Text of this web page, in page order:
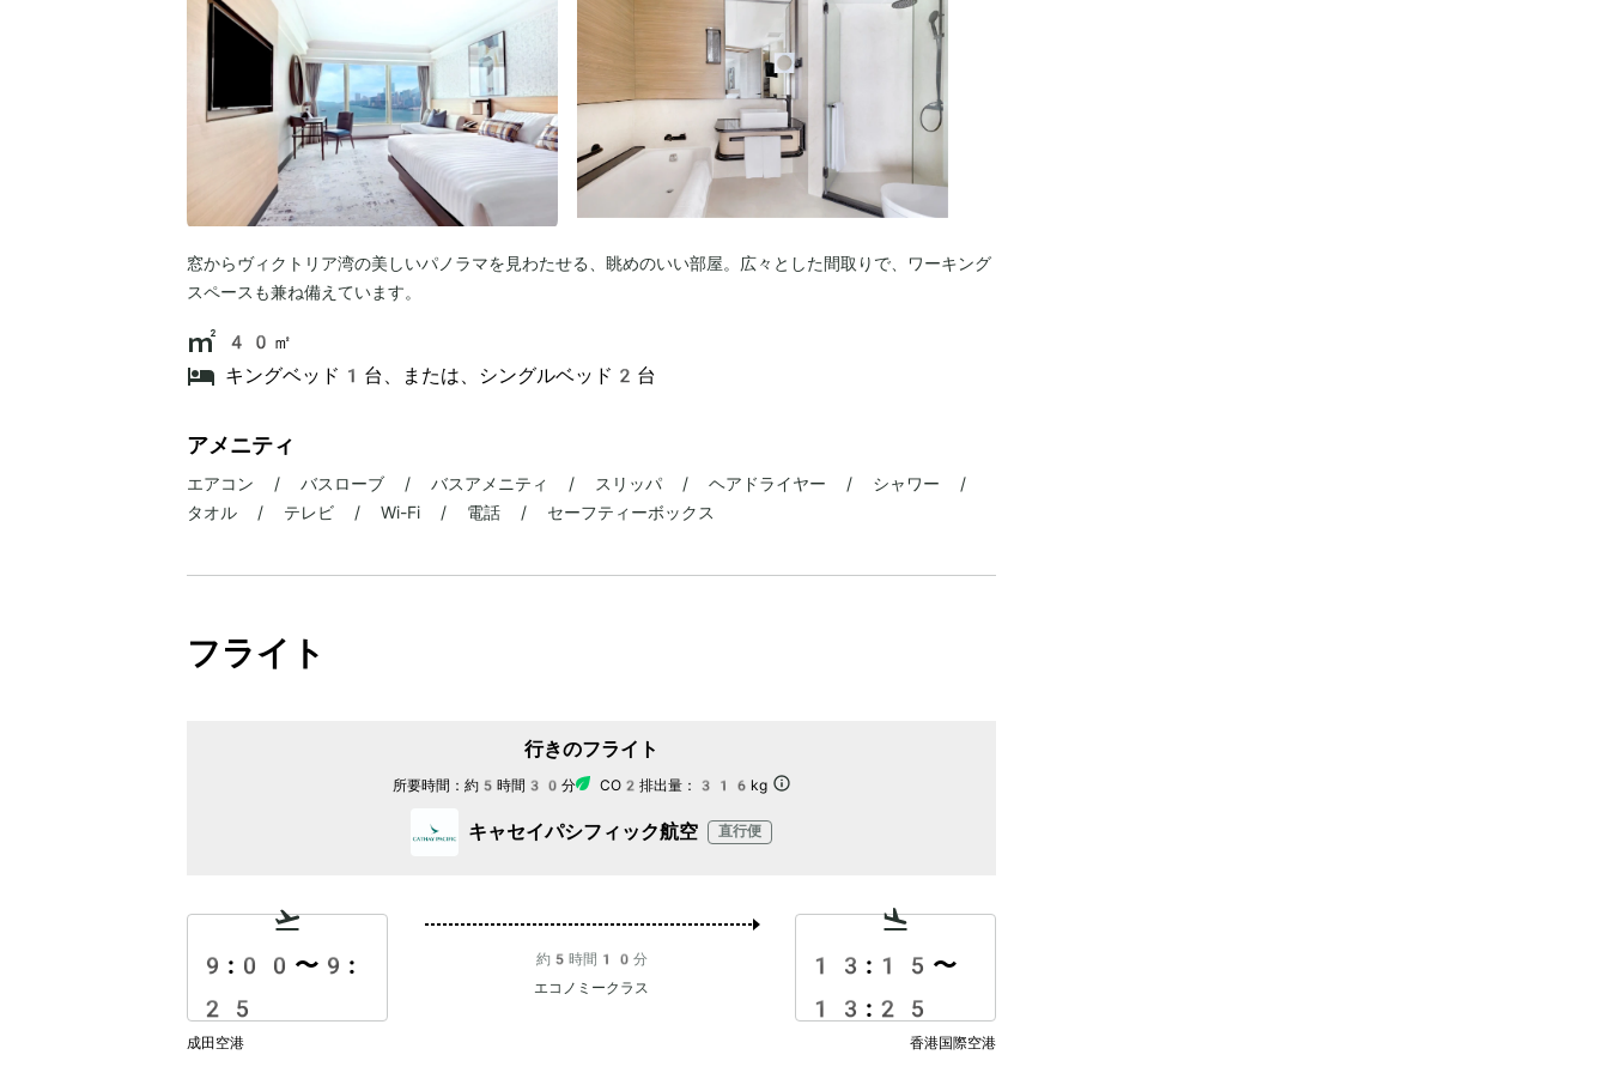
窓からヴィクトリア湾の美しいパノラマを見わたせる、眺めのいい部屋。広々とした間取りで、ワーキング
スペースも兼ね備えています。
40㎡
キングベッド1台、または、シングルベッド2台
アメニティ
エアコン / バスローブ / バスアメニティ / スリッパ / ヘアドライヤー / シャワー /
タオル / テレビ / Wi-Fi / 電話 / セーフティーボックス
フライト
行きのフライト
所要時間： 約5時間30分 CO2排出量： 316kg
キャセイパシフィック航空 直行便
9:00 〜 9:
25
約5時間10分
エコノミークラス
13:15 〜
13:25
成田空港 香港国際空港